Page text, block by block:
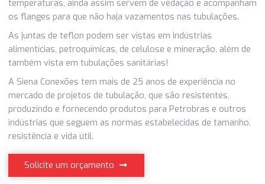
que acabou sendo denominado de teflon com o passar do
tempo.
Apesar de ser plástico, as juntas de teflon são muito
para situações em que é necessária ter resistência em
temperaturas, ainda assim servem de vedação e
os flanges para que não haja vazamentos nas tubulações.
As juntas de teflon podem ser vistas em indústrias
alimentícias, petroquímicas, de celulose e mineração,
também vista em tubulações sanitárias!
A Siena Conexões tem mais de 25 anos de experiência no